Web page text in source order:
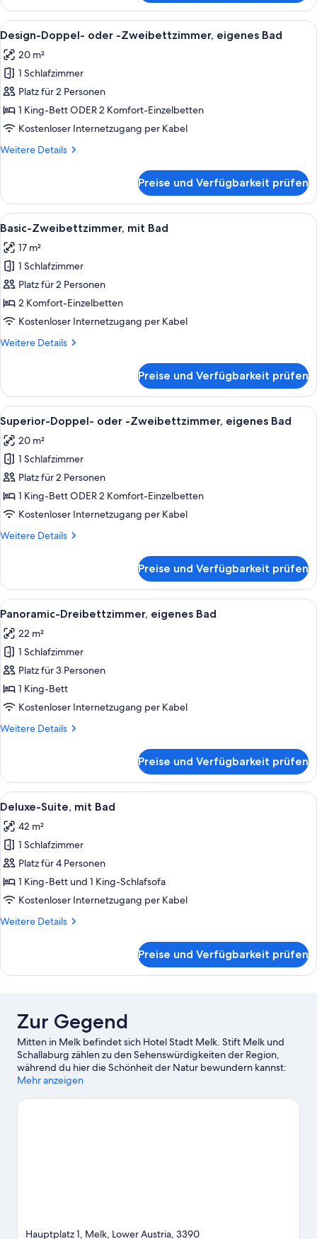
Einzelzimmer,
mit
Bad
Alle
Fotos
für
Design-
Doppel-
oder
-
eigenes
Ein Hotelzimmer mit zwei Betten,
9
Design-Doppel- oder -Zweibettzimmer, eigenes Bad
20 m²
1 Schlafzimmer
Platz für 2 Personen
1 King-Bett ODER 2 Komfort-Einzelbetten
Kostenloser Internetzugang per Kabel
Weitere Details
Weitere
Doppel-
oder
-
eigenes
Bad
Preise und Verfügbarkeit prüfen
Alle
Fotos
für
Basic-
Zweibettzimmer,
mit
Bad
Ein kleines Schlafzimmer mit Bett,
9
Basic-Zweibettzimmer, mit Bad
17 m²
1 Schlafzimmer
Platz für 2 Personen
2 Komfort-Einzelbetten
Kostenloser Internetzugang per Kabel
Weitere Details
Weitere
Zweibettzimmer,
mit
Bad
Preise und Verfügbarkeit prüfen
Alle
Fotos
für
Superior-
Doppel-
oder
-
eigenes
Ein Hotelzimmer mit einem großen
11
Superior-Doppel- oder -Zweibettzimmer, eigenes Bad
20 m²
1 Schlafzimmer
Platz für 2 Personen
1 King-Bett ODER 2 Komfort-Einzelbetten
Kostenloser Internetzugang per Kabel
Weitere Details
Weitere
Doppel-
oder
-
eigenes
Bad
Preise und Verfügbarkeit prüfen
Alle
Fotos
für
Panoramic-
Dreibettzimmer,
eigenes
Bad
Ein Hotelzimmer mit Bett,
10
Panoramic-Dreibettzimmer, eigenes Bad
22 m²
1 Schlafzimmer
Platz für 3 Personen
1 King-Bett
Kostenloser Internetzugang per Kabel
Weitere Details
Weitere
Dreibettzimmer,
eigenes
Bad
Preise und Verfügbarkeit prüfen
Alle
Fotos
für
Deluxe-
Suite,
mit
Bad
Ein Hotelzimmer mit zwei Betten,
9
Deluxe-Suite, mit Bad
42 m²
1 Schlafzimmer
Platz für 4 Personen
1 King-Bett und 1 King-Schlafsofa
Kostenloser Internetzugang per Kabel
Weitere Details
Weitere
Suite,
Preise und Verfügbarkeit prüfen
Zur Gegend
Mitten in Melk befindet sich Hotel Stadt Melk. Stift Melk und
Schallaburg zählen zu den Sehenswürdigkeiten der Region,
während du hier die Schönheit der Natur bewundern kannst:
Wachau und Donau. Ebenfalls einen Besuch wert sind diese
Wasserspaß pur beim Angeln ganz in der Nähe oder genieße
Mehr anzeigen
Hauptplatz 1, Melk, Lower Austria, 3390